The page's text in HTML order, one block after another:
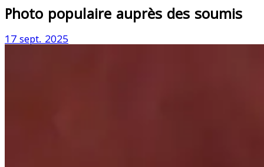
Photo populaire auprès des soumis
17 sept. 2025